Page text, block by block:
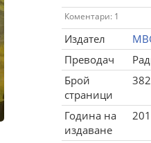
Коментари: 1
Издател
Преводач
Брой
страници
382
Година на
издаване